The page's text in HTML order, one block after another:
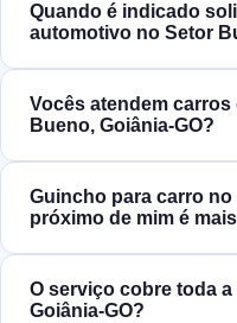
Quando é indicado
automotivo no Setor
Vocês atendem
Bueno, Goiânia‑GO?
Guincho para carro no
próximo de mim é
O serviço cobre toda
Goiânia‑GO?